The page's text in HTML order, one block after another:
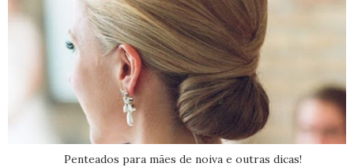
Penteados para mães de noiva e outras dicas!